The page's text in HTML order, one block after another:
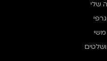
שלי